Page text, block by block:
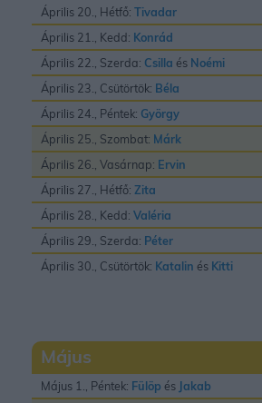
Április 20., Hétfő: Tivadar
Április 21., Kedd: Konrád
Április 22., Szerda: Csilla és Noémi
Április 23., Csütörtök: Béla
Április 24., Péntek: György
Április 25., Szombat: Márk
Április 26., Vasárnap: Ervin
Április 27., Hétfő: Zita
Április 28., Kedd: Valéria
Április 29., Szerda: Péter
Április 30., Csütörtök: Katalin és Kitti
Május
Május 1., Péntek: Fülöp és Jakab